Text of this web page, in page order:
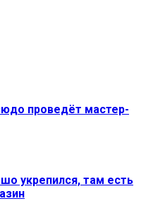
проведёт мастер-
укрепился, там есть